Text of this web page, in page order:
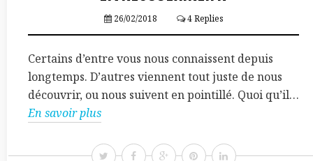
26/02/2018 4 Replies
Certains d’entre vous nous connaissent depuis
longtemps. D’autres viennent tout juste de nous
découvrir, ou nous suivent en pointillé. Quoi qu’il…
En savoir plus